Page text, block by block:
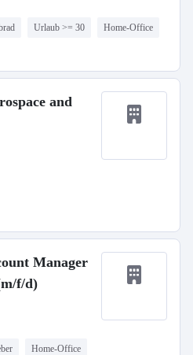
Urlaub >= 30 Home-Office
and
Manager
f/d)
Home-Office